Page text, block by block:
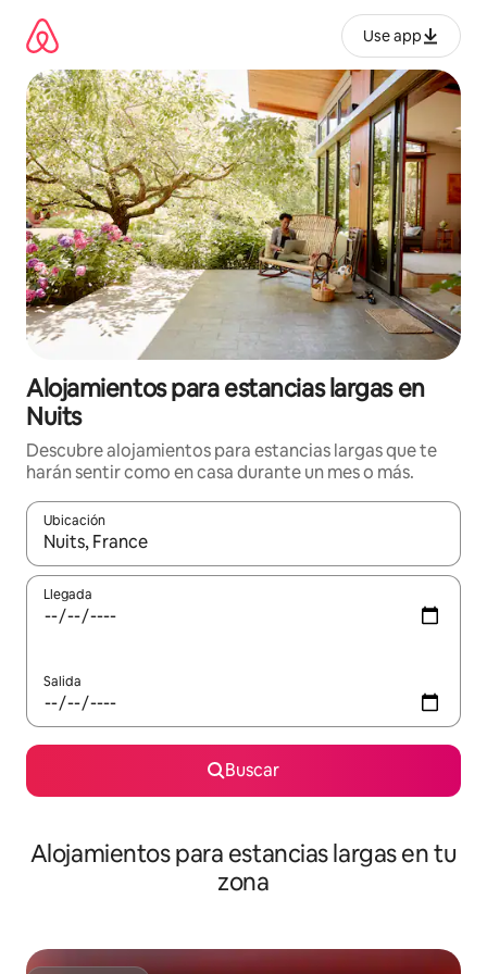
contenido
Use app
Alojamientos para estancias largas en
Nuits
Descubre alojamientos para estancias largas que te
harán sentir como en casa durante un mes o más.
Ubicación
Cuando los resultados estén disponibles, podrás navegar
Llegada
Salida
Buscar
Alojamientos para estancias largas en tu
zona